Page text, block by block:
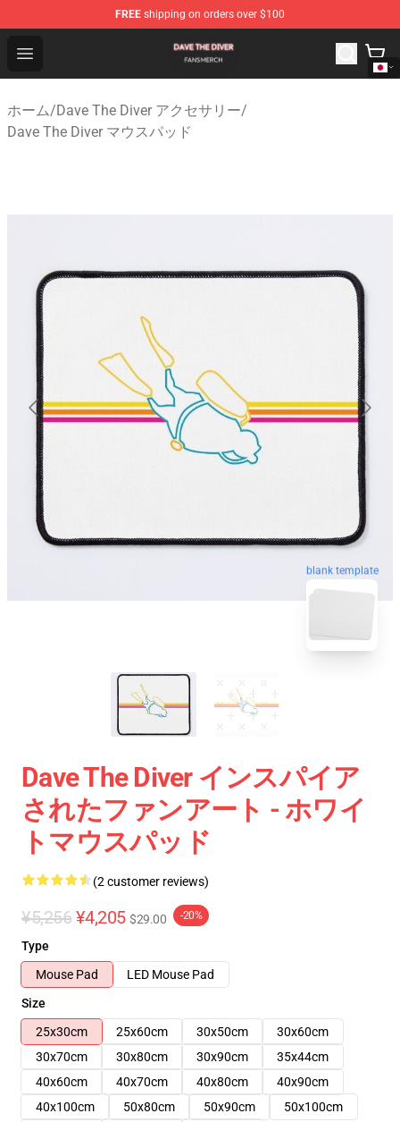
FREE shipping on orders over $100
Open menu
Dave The Diver Shop - Official Dave The Diver
ホーム/Dave The Diver アクセサリー/
Dave The Diver マウスパッド
blank template
Dave The Diver インスパイア
されたファンアート - ホワイ
トマウスパッド
(2 customer reviews)
¥5,256 ¥4,205 $29.00 -20%
Type
Mouse Pad
LED Mouse Pad
Size
25x30cm
25x60cm 30x50cm
30x60cm
30x70cm
30x80cm 30x90cm
35x44cm
40x60cm
40x70cm 40x80cm
40x90cm
40x100cm
50x80cm 50x90cm
50x100cm